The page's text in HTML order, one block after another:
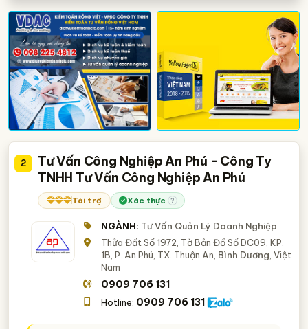
2
Tư Vấn Công Nghiệp An Phú - Công Ty
TNHH Tư Vấn Công Nghiệp An Phú
Tài trợ Xác thực ?
NGÀNH: Tư Vấn Quản Lý Doanh Nghiệp
Thửa Đất Số 1972, Tờ Bản Đồ Số DC09, KP.
1B, P. An Phú, TX. Thuận An, Bình Dương , Việt
Nam
0909 706 131
Hotline: 0909 706 131